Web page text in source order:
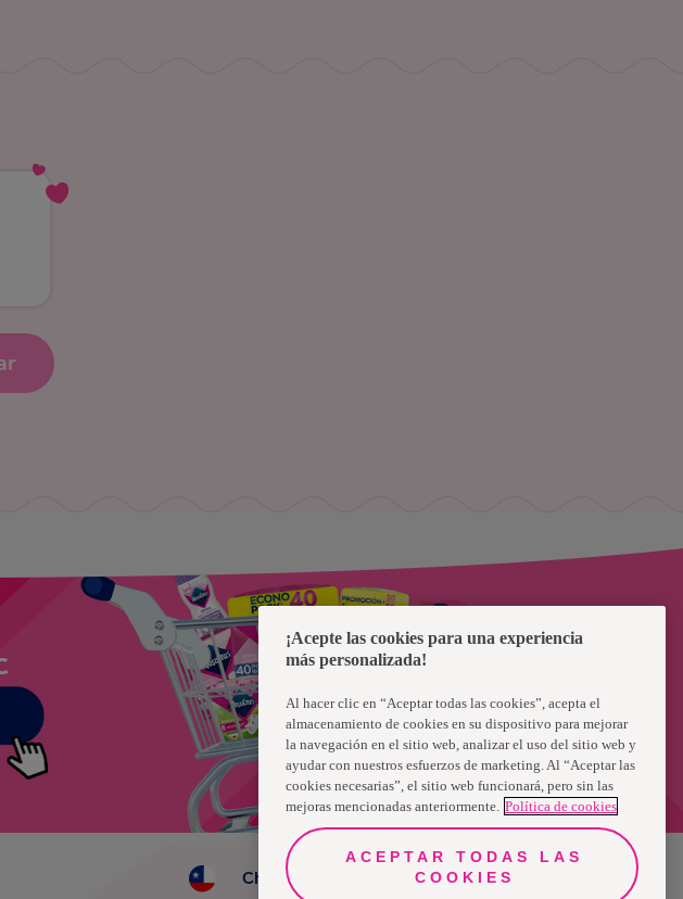
Chile
¡Acepte las cookies para una experiencia
más personalizada!
Al hacer clic en “Aceptar todas las cookies”, acepta el
almacenamiento de cookies en su dispositivo para mejorar
la navegación en el sitio web, analizar el uso del sitio web y
ayudar con nuestros esfuerzos de marketing. Al “Aceptar las
cookies necesarias”, el sitio web funcionará, pero sin las
mejoras mencionadas anteriormente. Política de cookies
ACEPTAR TODAS LAS
COOKIES